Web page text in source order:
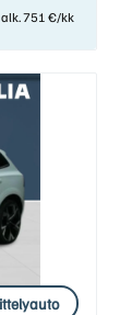
alk. 751 €/kk